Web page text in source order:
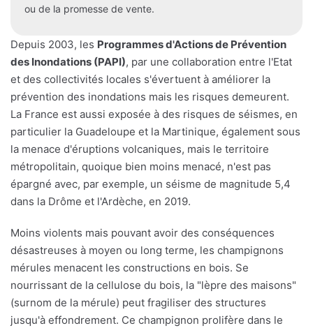
ou de la promesse de vente.
Depuis 2003, les Programmes d'Actions de Prévention
des Inondations (PAPI), par une collaboration entre l'Etat
et des collectivités locales s'évertuent à améliorer la
prévention des inondations mais les risques demeurent.
La France est aussi exposée à des risques de séismes, en
particulier la Guadeloupe et la Martinique, également sous
la menace d'éruptions volcaniques, mais le territoire
métropolitain, quoique bien moins menacé, n'est pas
épargné avec, par exemple, un séisme de magnitude 5,4
dans la Drôme et l'Ardèche, en 2019.
Moins violents mais pouvant avoir des conséquences
désastreuses à moyen ou long terme, les champignons
mérules menacent les constructions en bois. Se
nourrissant de la cellulose du bois, la "lèpre des maisons"
(surnom de la mérule) peut fragiliser des structures
jusqu'à effondrement. Ce champignon prolifère dans le